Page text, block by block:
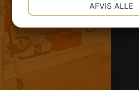
MARKETING
AFVIS ALLE